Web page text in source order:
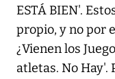
ESTÁ BIEN'.
propio, y no por
¿Vienen los
atletas. No Hay'.